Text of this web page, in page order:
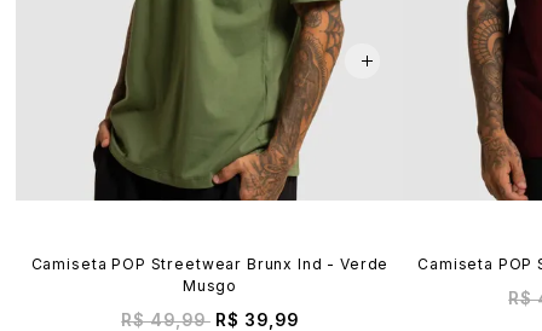
Camiseta POP Streetwear Brunx Ind - Verde
Musgo
R$ 49,99 R$ 39,99
Camiseta
R$